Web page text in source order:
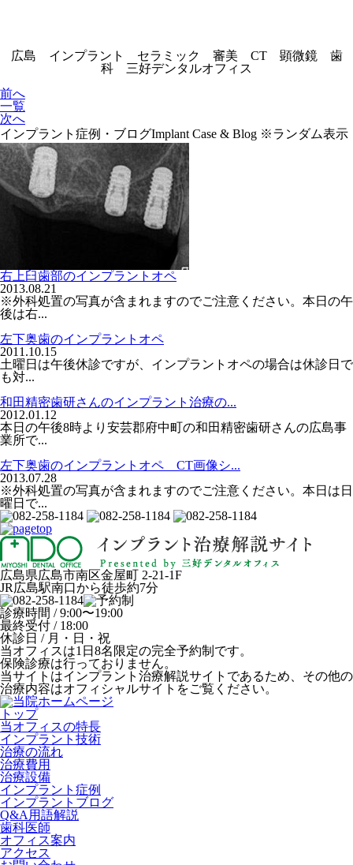
広島 インプラント セラミック 審美 CT 顕微鏡 歯
科 三好デンタルオフィス
前へ
一覧
次へ
インプラント症例・ブログImplant Case & Blog ※ランダム表示
右上臼歯部のインプラントオペ
2013.08.21
※外科処置の写真が含まれますのでご注意ください。本日の午
後は右...
左下奥歯のインプラントオペ
2011.10.15
土曜日は午後休診ですが、インプラントオペの場合は休診日で
も対...
和田精密歯研さんのインプラント治療の...
2012.01.12
本日の午後8時より安芸郡府中町の和田精密歯研さんの広島事
業所で...
左下奥歯のインプラントオペ CT画像シ...
2013.07.28
※外科処置の写真が含まれますのでご注意ください。本日は日
曜日で...
広島県広島市南区金屋町 2-21-1F
JR広島駅南口から徒歩約7分
診療時間 / 9:00〜19:00
最終受付 / 18:00
休診日 / 月・日・祝
当オフィスは1日8名限定の完全予約制です。
保険診療は行っておりません。
当サイトはインプラント治療解説サイトであるため、その他の
治療内容はオフィシャルサイトをご覧ください。
トップ
当オフィスの特長
インプラント技術
治療の流れ
治療費用
治療設備
インプラント症例
インプラントブログ
Q&A用語解説
歯科医師
オフィス案内
アクセス